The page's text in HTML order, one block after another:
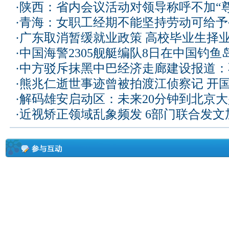
· 陕西：省内会议活动对领导称呼不加“
·青海：女职工经期不能坚持劳动可给
·广东取消暂缓就业政策 高校毕业生择
·中国海警2305舰艇编队8日在中国钓鱼
·中方驳斥抹黑中巴经济走廊建设报道
·熊兆仁逝世事迹曾被拍渡江侦察记 开
·解码雄安启动区：未来20分钟到北京
·近视矫正领域乱象频发 6部门联合发文